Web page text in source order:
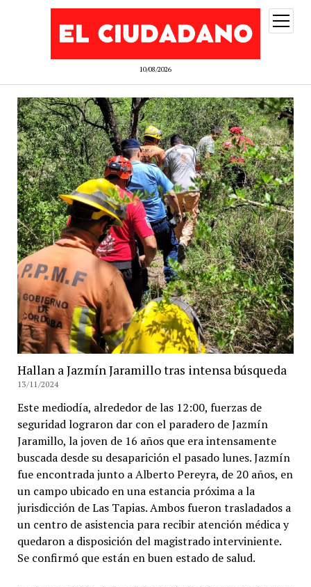
10/08/2026
abrir
menú
Hallan a Jazmín Jaramillo tras intensa búsqueda
13/11/2024
Este mediodía, alrededor de las 12:00, fuerzas de
seguridad lograron dar con el paradero de Jazmín
Jaramillo, la joven de 16 años que era intensamente
buscada desde su desaparición el pasado lunes. Jazmín
fue encontrada junto a Alberto Pereyra, de 20 años, en
un campo ubicado en una estancia próxima a la
jurisdicción de Las Tapias. Ambos fueron trasladados a
un centro de asistencia para recibir atención médica y
quedaron a disposición del magistrado interviniente.
Se confirmó que están en buen estado de salud.